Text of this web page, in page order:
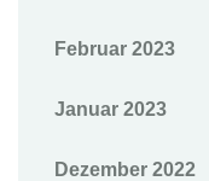
Februar 2023
Januar 2023
Dezember 2022